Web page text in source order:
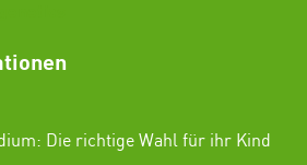
Die richtige Wahl für ihr Kind